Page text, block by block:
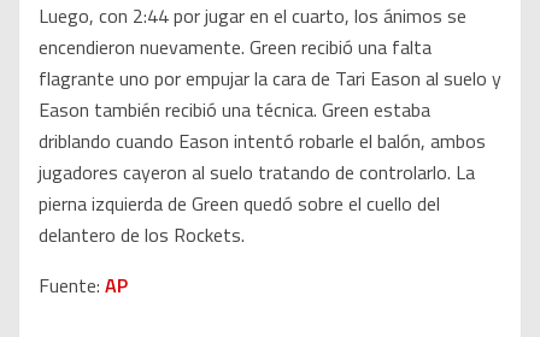
Luego, con 2:44 por jugar en el cuarto, los ánimos se
encendieron nuevamente. Green recibió una falta
flagrante uno por empujar la cara de Tari Eason al suelo y
Eason también recibió una técnica. Green estaba
driblando cuando Eason intentó robarle el balón, ambos
jugadores cayeron al suelo tratando de controlarlo. La
pierna izquierda de Green quedó sobre el cuello del
delantero de los Rockets.
Fuente: AP